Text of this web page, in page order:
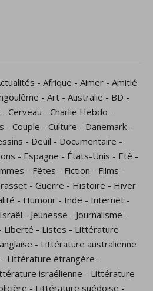
- Afrique - Aimer - Amitié
- Art - Australie - BD -
- Cerveau - Charlie Hebdo -
- Couple - Culture - Danemark -
- Deuil - Documentaire -
- Espagne - États-Unis - Eté -
- Fêtes - Fiction - Films -
- Guerre - Histoire - Hiver
- Humour - Inde - Internet -
Israël - Jeunesse - Journalisme -
Liberté - Listes - Littérature
- Littérature australienne
- Littérature étrangère -
israélienne - Littérature
- Littérature suédoise -